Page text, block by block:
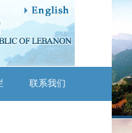
联系我们